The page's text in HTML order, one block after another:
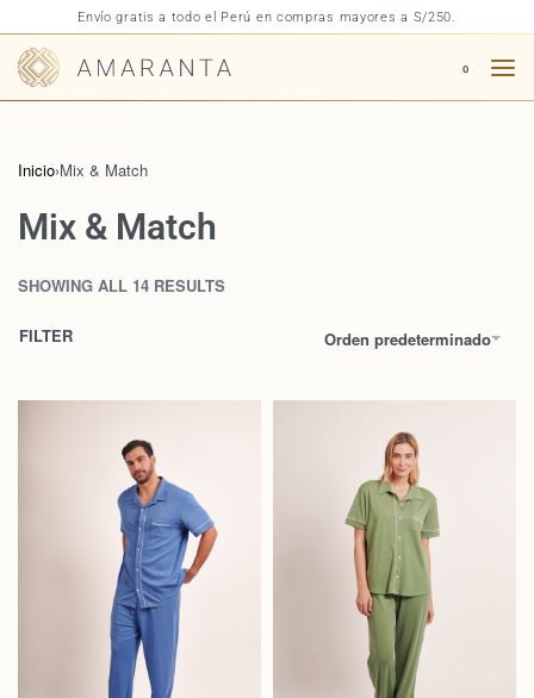
Envío gratis a todo el Perú en compras mayores a S/250.
0
Inicio›Mix & Match
Mix & Match
SHOWING ALL 14 RESULTS
Orden predeterminado
FILTER